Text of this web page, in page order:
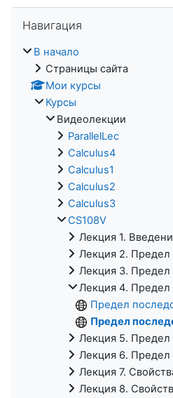
Навигация
В начало
Страницы сайта
Мои курсы
Курсы
Видеолекции
ParallelLec
Calculus4
Calculus1
Calculus2
Calculus3
CS108V
Лекция 1.
Лекция 2. Предел
Лекция 3. Предел
Лекция 4. Предел
Предел
Предел
Лекция 5. Предел
Лекция 6. Предел
Лекция 7.
Лекция 8.